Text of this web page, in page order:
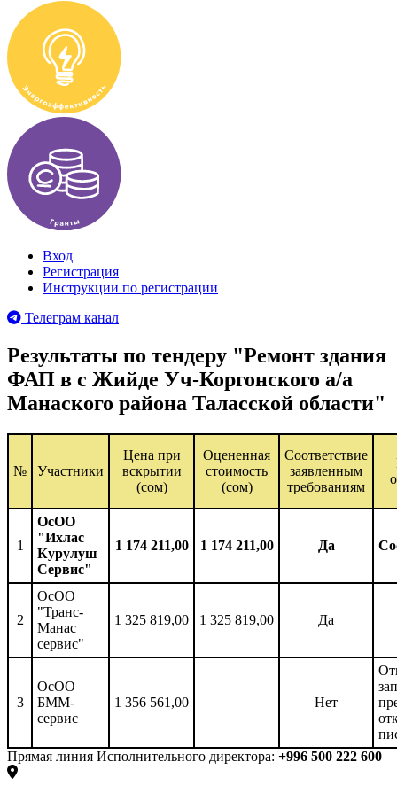
Вход
Регистрация
Инструкции по регистрации
Телеграм канал
Результаты по тендеру "Ремонт здания
ФАП в с Жийде Уч-Коргонского а/а
Манаского района Таласской области"
№ Участники
Цена при
вскрытии
(сом)
Оцененная
стоимость
(сом)
Соответствие
заявленным
требованиям
1
ОсОО
"Ихлас
Курулуш
Сервис"
1 174 211,00 1 174 211,00 Да
2
ОсОО
"Транс-
Манас
сервис"
1 325 819,00 1 325 819,00 Да
3
ОсОО
БММ-
сервис
1 356 561,00 Нет
Прямая линия Исполнительного директора: +996 500 222 600